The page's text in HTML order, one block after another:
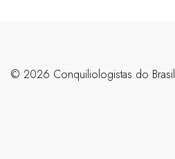
©️ 2026 Conquiliologistas do Brasil